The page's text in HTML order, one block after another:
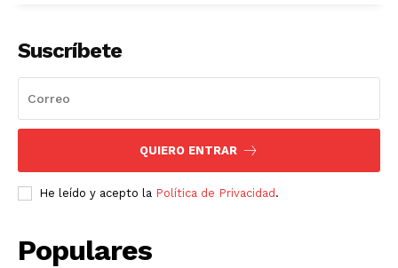
Diario los Andes
Nosotros
Contacto
Suscríbete
QUIERO ENTRAR
He leído y acepto la Política de Privacidad.
Populares